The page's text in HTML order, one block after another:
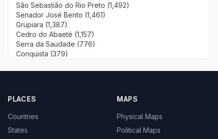
São Sebastião do Rio Preto (1,492)
Senador José Bento (1,461)
Grupiara (1,387)
Cedro do Abaeté (1,157)
Serra da Saudade (776)
Conquista (379)
PLACES
Countries
States
MAPS
Physical Maps
Political Maps